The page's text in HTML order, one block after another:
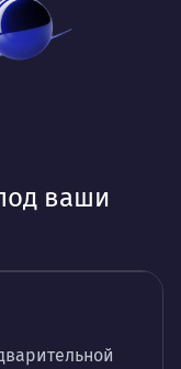
ваши